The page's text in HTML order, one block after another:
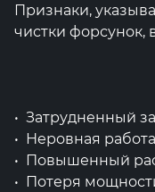
Признаки,
чистки форсунок,
Затрудненный
Неровная
Повышенный
Потеря